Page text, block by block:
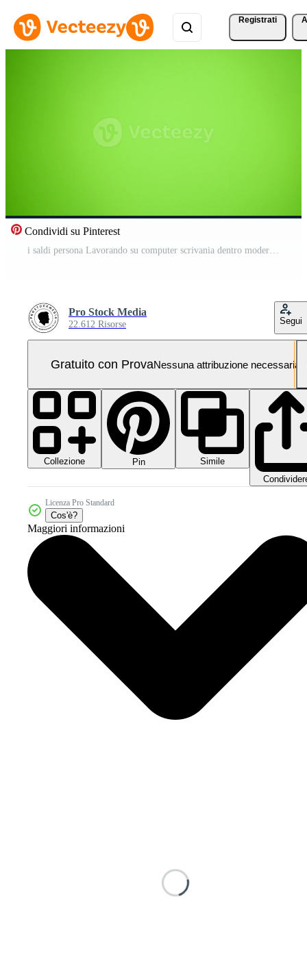
Registrati
Condividi su Pinterest
i saldi persona Lavorando su computer scrivania dentro moderno aziendale alto salire ufficio Video Pro
Pro Stock Media
22.612 Risorse Segui
Gratuito con ProvaNessuna attribuzione necessaria
Collezione Pin
Simile
Licenza Pro Standard
Cos'è?
Maggiori informazioni